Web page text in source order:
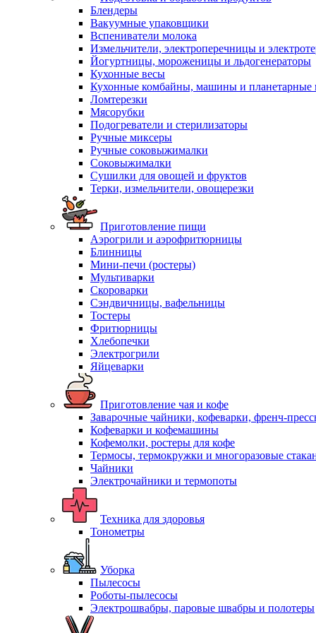
Блендеры
Вакуумные упаковщики
Вспениватели молока
Измельчители, электроперечницы и
Йогуртницы, мороженицы и льдогенераторы
Кухонные весы
Кухонные комбайны, машины и планетарные
Ломтерезки
Мясорубки
Подогреватели и стерилизаторы
Ручные миксеры
Ручные соковыжималки
Соковыжималки
Сушилки для овощей и фруктов
Терки, измельчители, овощерезки
Приготовление пищи
Аэрогрили и аэрофритюрницы
Блинницы
Мини-печи (ростеры)
Мультиварки
Скороварки
Сэндвичницы, вафельницы
Тостеры
Фритюрницы
Хлебопечки
Электрогрили
Яйцеварки
Приготовление чая и кофе
Заварочные чайники, кофеварки, френч-
Кофеварки и кофемашины
Кофемолки, ростеры для кофе
Термосы, термокружки и многоразовые
Чайники
Электрочайники и термопоты
Техника для здоровья
Тонометры
Уборка
Пылесосы
Роботы-пылесосы
Электрошвабры, паровые швабры и полотеры